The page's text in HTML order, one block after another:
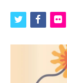
twitter facebook